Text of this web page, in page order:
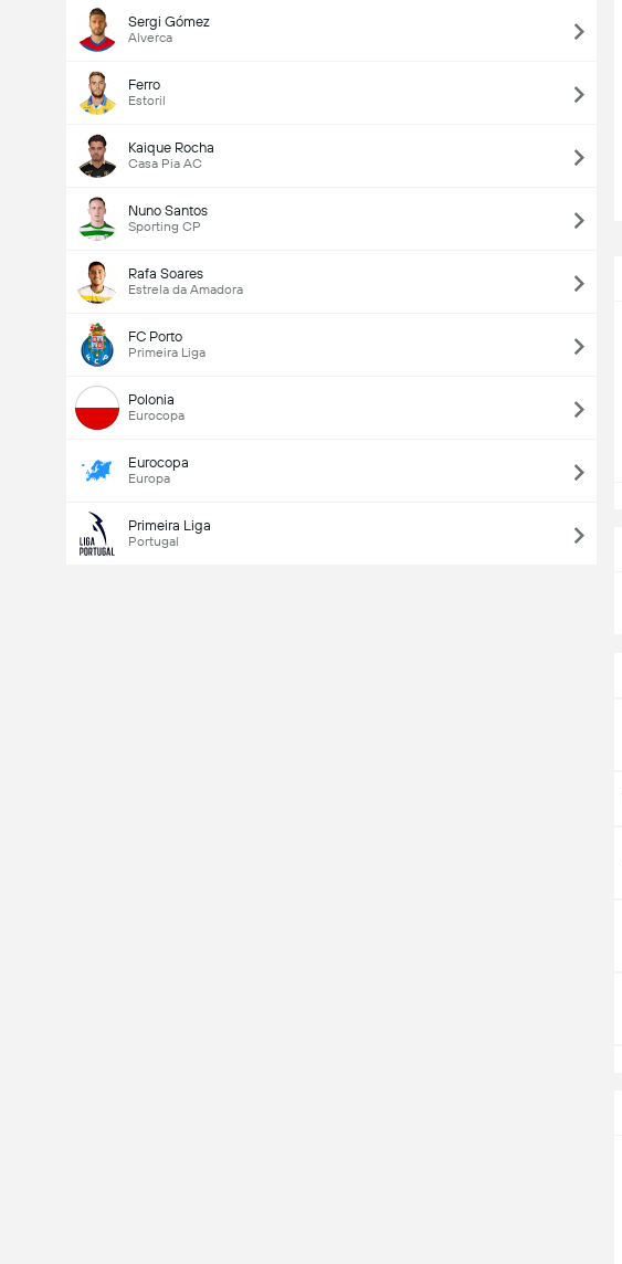
Sergi Gómez
Alverca
Ferro
Estoril
Kaique Rocha
Casa Pia AC
Nuno Santos
Sporting CP
Rafa Soares
Estrela da Amadora
FC Porto
Primeira Liga
Polonia
Eurocopa
Eurocopa
Europa
Primeira Liga
Portugal